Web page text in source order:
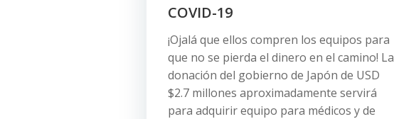
COVID-19
¡Ojalá que ellos compren los equipos para
que no se pierda el dinero en el camino! La
donación del gobierno de Japón de USD
$2.7 millones aproximadamente servirá
para adquirir equipo para médicos y de